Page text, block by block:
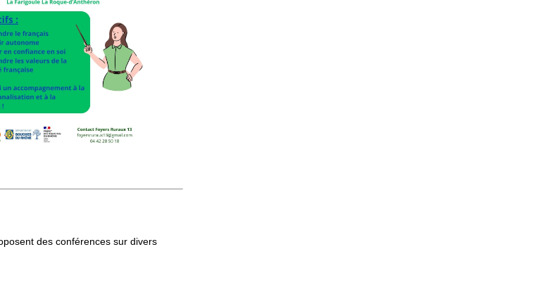
des conférences sur divers